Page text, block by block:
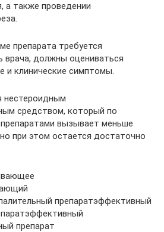
а также проведении
препарата требуется
врача, должны оцениваться
и клинические симптомы.
нестероидным
средством, который по
вызывает меньше
при этом остается достаточно
препаратэффективный
препарат